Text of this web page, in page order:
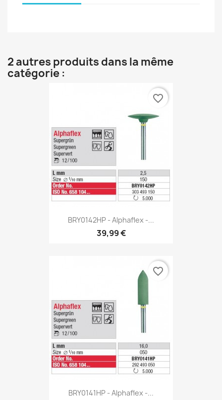
2 autres produits dans la même
catégorie :
BRY0142HP - Alphaflex -...
39,99 €
favorite_border
BRY0141HP - Alphaflex -...
favorite_border